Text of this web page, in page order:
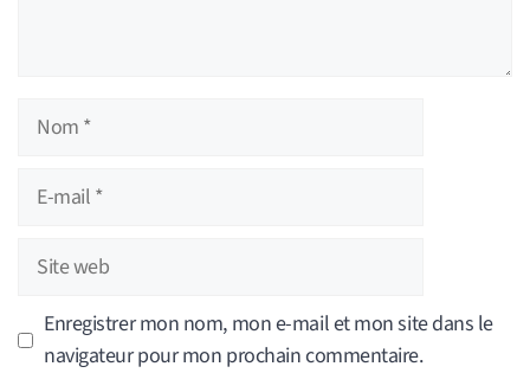
Nom
Site
web
Enregistrer mon nom, mon e-mail et mon site dans le
navigateur pour mon prochain commentaire.